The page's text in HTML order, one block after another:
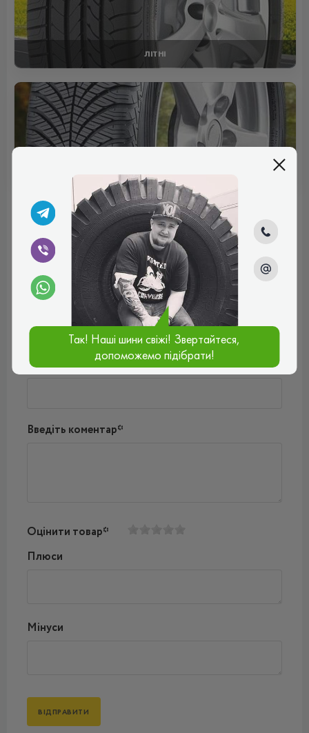
ЛІТНІ
ВСЕСЕЗОННІ
Відгуки (0)
Поки немає коментарів
Написати коментар
Ім'я*
Ваш e-mail*
Введіть коментар*
Оцінити товар*
Плюси
Мінуси
Так! Наші шини свіжі! Звертайтеся,
допоможемо підібрати!